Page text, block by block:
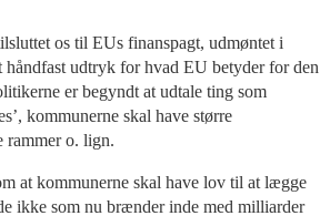
os til EUs finanspagt, udmøntet i
håndfast udtryk for hvad EU betyder for den
er begyndt at udtale ting som
kommunerne skal have større
rammer o. lign.
at kommunerne skal have lov til at lægge
ikke som nu brænder inde med milliarder